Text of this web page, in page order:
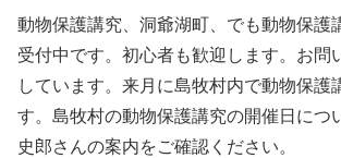
動物保護講究、洞爺湖町、でも動物保護
受付中です。初心者も歓迎します。お問
しています。来月に島牧村内で動物保護
す。島牧村の動物保護講究の開催日につ
史郎さんの案内をご確認ください。